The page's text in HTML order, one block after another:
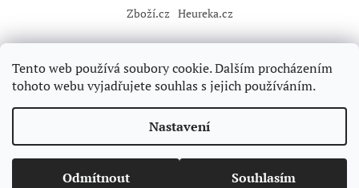
Tento web používá soubory cookie. Dalším procházením
tohoto webu vyjadřujete souhlas s jejich používáním.
Nastavení
Odmítnout Souhlasím
a
Zboží.cz Heureka.cz
. Všechna práva vyhrazena.